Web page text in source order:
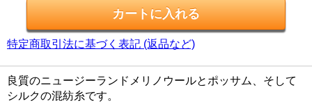
特定商取引法に基づく表記 (返品など)
良質のニュージーランドメリノウールとポッサム、そして
シルクの混紡糸です。